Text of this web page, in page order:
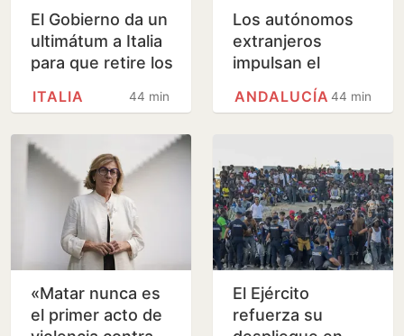
El Gobierno da un
ultimátum a Italia
para que retire los
frontera a los44 minutos
ITALIA
Los autónomos
extranjeros
impulsan el
empleo turístico
en plena
44 minutos
ANDALUCÍA
«Matar nunca es
el primer acto de
El Ejército
refuerza su